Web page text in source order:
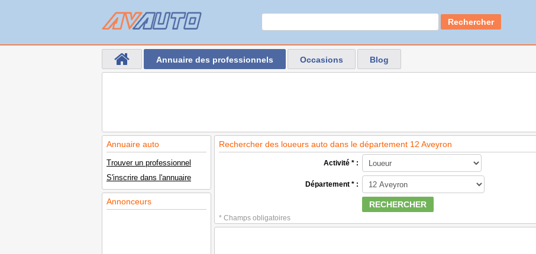
Rechercher
Annuaire des professionnels Occasions Blog
Annuaire auto
Trouver un professionnel
S'inscrire dans l'annuaire
Annonceurs
Rechercher des loueurs auto dans le département 12 Aveyron
Activité * :
Département * :
RECHERCHER
* Champs obligatoires